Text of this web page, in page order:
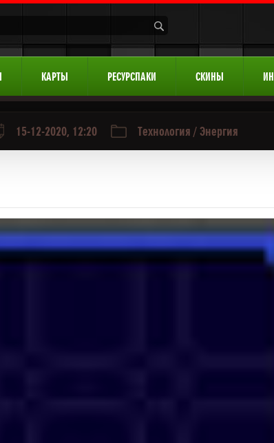
КАРТЫ РЕСУРСПАКИ СКИНЫ
15-12-2020, 12:20 Технология / Энергия